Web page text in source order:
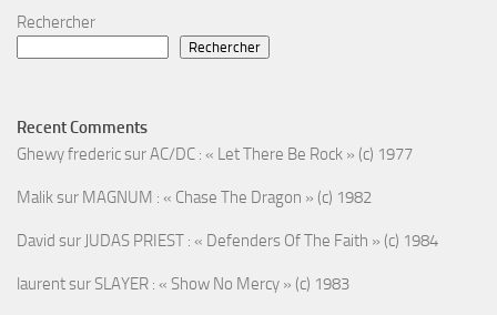
Rechercher
Rechercher
Recent Comments
Ghewy fredericsurAC/DC : « Let There Be Rock » (c) 1977
Maliksur MAGNUM : « Chase The Dragon » (c) 1982
David sur JUDAS PRIEST : « Defenders Of The Faith » (c) 1984
laurentsur SLAYER : « Show No Mercy » (c) 1983